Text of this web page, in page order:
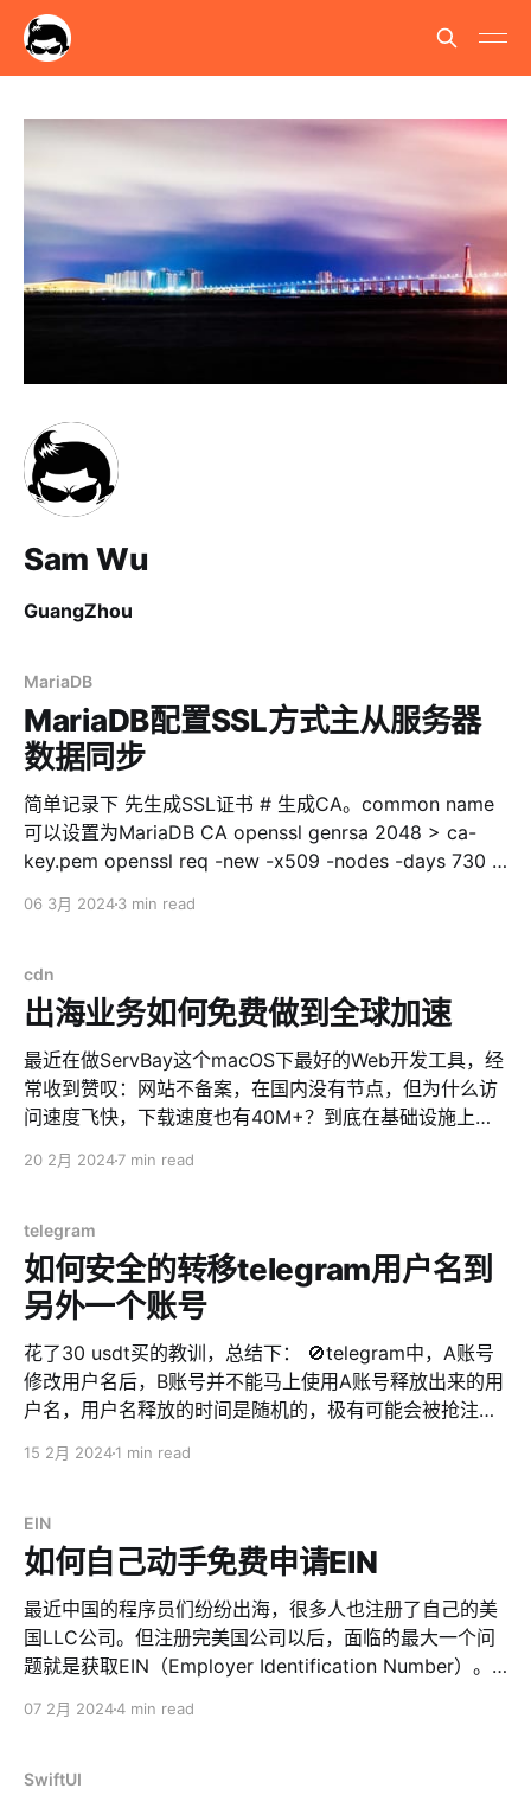
Sam Wu
GuangZhou
MariaDB
MariaDB配置SSL方式主从服务器
数据同步
简单记录下 先生成SSL证书 # 生成CA。common name
可以设置为MariaDB CA openssl genrsa 2048 > ca-
key.pem openssl req -new -x509 -nodes -days 730 -
common name可以设置为MariaDB Server openssl req
key.pem -out server-req.pem openssl rsa -in server-
key.pem -out server-key.
06 3月 20243 min read
cdn
出海业务如何免费做到全球加速
最近在做ServBay这个macOS下最好的Web开发工具，经
常收到赞叹：网站不备案，在国内没有节点，但为什么访
问速度飞快，下载速度也有40M+？到底在基础设施上，
钱，也都不是事。 创业者搞初创项目，能白嫖为啥要付
讲，这是如何做到的。 1、首先，你要有DNSPod 对！做
新项目，也不要忘记为过去的项目打广告。DNSPod的IP
库是和ipip强强联手联合打造的，分区域的准确性要说第
二，谁也不敢认第一。 想加速，首先要做的就是能把用户
的来路区分开。国内用户走专门节点，国外用户走另外的
节点。 所以我们首先要把网站的域名转到DNSPod。 这
里就用servbay.dev来举例。 2、然后，你要有
的访问速度基本都能维持在前一。而且还免费（够用
来撩我，但说实话，除了移动的网络访问速度很快以外，
电信和联通的访问速度都很感人。并且吧，时不时抽
20 2月 20247 min read
telegram
如何安全的转移telegram用户名到
另外一个账号
花了30 usdt买的教训，总结下： 🚫telegram中，A账号
修改用户名后，B账号并不能马上使用A账号释放出来的用
户名，用户名释放的时间是随机的，极有可能会被抢注。
了$30赎了回来。 想要安全转移用户名，解决方案如下：
户先创建一个频道（channel） * 把A用户的用户名改掉，
比如bra改为bra123 * 马上把刚才创建的频道，改为公开
（public），然后在link中，输入刚才释放出来的用户名
bra * B用户加入刚才新创建的频道 * A用户把频道的所有
者（ownership）改为B用户 * B用户把频道从公开
（public）改为私有（private）。这时候用户名会被释放
bra * OK，完成用户名转换 💡一个小时只能修改2次用户
15分钟内完成，否则也会导致用户名被释放
15 2月 20241 min read
EIN
如何自己动手免费申请EIN
最近中国的程序员们纷纷出海，很多人也注册了自己的美
国LLC公司。但注册完美国公司以后，面临的最大一个问
题就是获取EIN（Employer Identification Number）。
往近了说，无法开通银行账号（比如水星银行Mercury、
IRS重罚。所以，申请EIN就成了美国公司新注册后必须进
07 2月 20244 min read
SwiftUI